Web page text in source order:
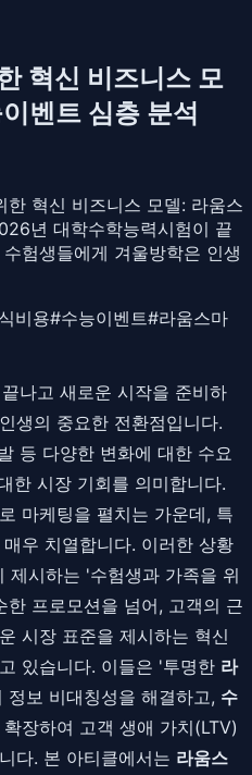
혁신 비즈니스 모
벤트 심층 분석
한 혁신 비즈니스 모델: 라움스
년 대학수학능력시험이 끝
험생들에게 겨울방학은 인생
비용#수능이벤트#라움스마
나고 새로운 시작을 준비하
생의 중요한 전환점입니다.
등 다양한 변화에 대한 수요
한 시장 기회를 의미합니다.
마케팅을 펼치는 가운데, 특
우 치열합니다. 이러한 상황
제시하는 '수험생과 가족을 위
프로모션을 넘어, 고객의 근
시장 표준을 제시하는 혁신
있습니다. 이들은 '투명한 라
보 비대칭성을 해결하고, 수
장하여 고객 생애 가치(LTV)
다. 본 아티클에서는 라움스